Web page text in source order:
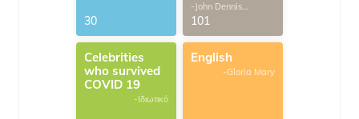
30
-John Dennis
G.Thomas
101
Celebrities
who survived
COVID 19
-Ιδιωτικό
English
-Gloria Mary